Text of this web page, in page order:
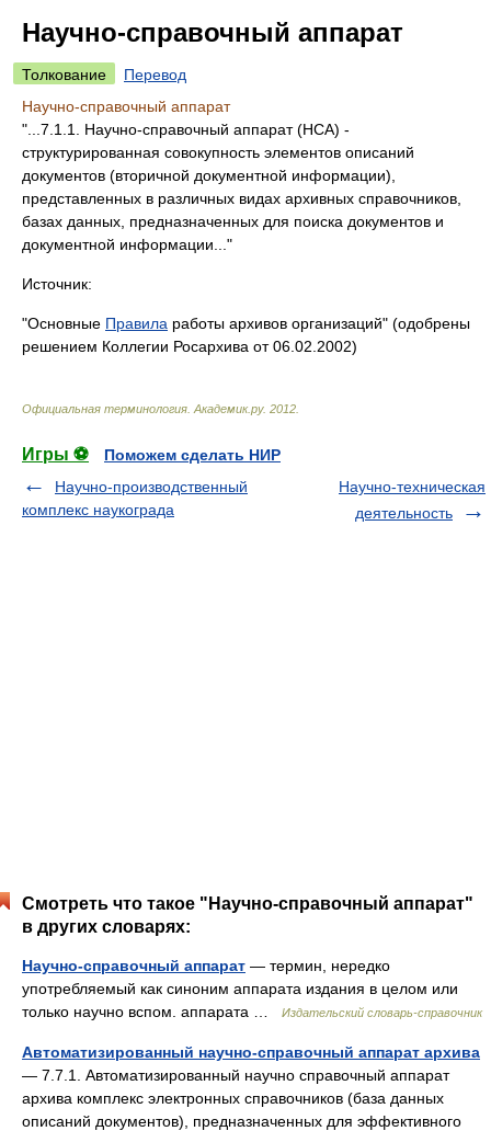
Научно-справочный аппарат
Толкование
Перевод
Научно-справочный аппарат
"...7.1.1. Научно-справочный аппарат (НСА) -
структурированная совокупность элементов описаний
документов (вторичной документной информации),
представленных в различных видах архивных справочников,
базах данных, предназначенных для поиска документов и
документной информации..."
Источник:
"Основные Правила работы архивов организаций" (одобрены
решением Коллегии Росархива от 06.02.2002)
Официальная терминология Академик.ру. 2012
Игры ⚽
Поможем сделать НИР
Научно-производственный
комплекс наукограда
Научно-техническая
деятельность
Смотреть что такое "Научно-справочный аппарат"
в других словарях:
Научно-справочный аппарат — термин, нередко
употребляемый как синоним аппарата издания в целом или
только научно вспом. аппарата …
Издательский словарь-справочник
Автоматизированный научно-справочный аппарат архива
— 7.7.1. Автоматизированный научно справочный аппарат
архива комплекс электронных справочников (база данных
описаний документов), предназначенных для эффективного